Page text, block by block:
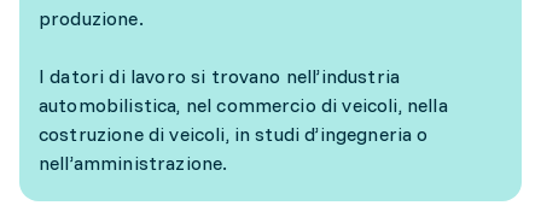
produzione.
I datori di lavoro si trovano nell’industria
automobilistica, nel commercio di veicoli, nella
costruzione di veicoli, in studi d’ingegneria o
nell’amministrazione.